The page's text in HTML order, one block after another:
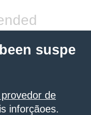
suspe
de
inforçãoes.